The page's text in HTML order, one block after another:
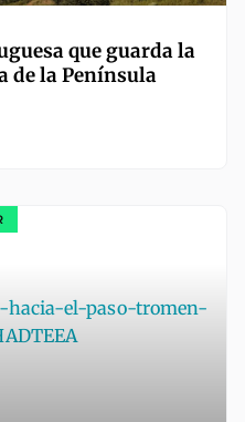
que guarda la
de la Península